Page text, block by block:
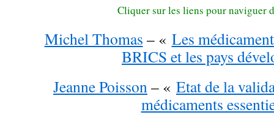
Cliquer sur les liens pour naviguer
Michel Thomas – « Les
BRICS et les pays
Jeanne Poisson– « Etat de la
médicaments